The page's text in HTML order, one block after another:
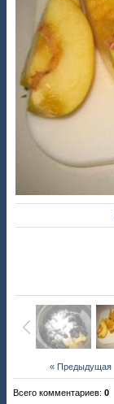
« Предыдущая
Всего комментариев: 0